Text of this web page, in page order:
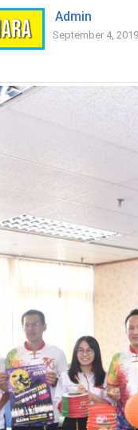
Admin
September 4, 2019